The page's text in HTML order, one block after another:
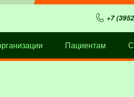
+7
Пациентам